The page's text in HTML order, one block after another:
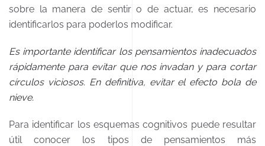
sobre la manera de sentir o de actuar, es necesario
identificarlos para poderlos modificar.
Es importante identificar los pensamientos inadecuados
rápidamente para evitar que nos invadan y para cortar
círculos viciosos. En definitiva, evitar el efecto bola de
nieve.
Para identificar los esquemas cognitivos puede resultar
útil conocer los tipos de pensamientos más